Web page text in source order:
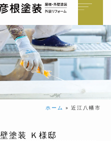
ホーム » 近江八幡市
塗装 Ｋ様邸